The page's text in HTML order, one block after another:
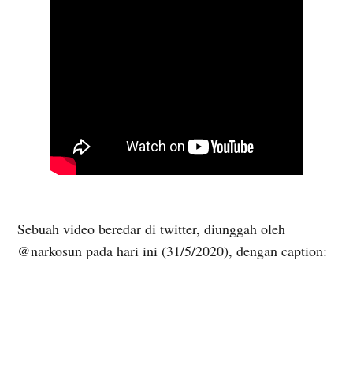
Sebuah video beredar di twitter, diunggah oleh
@narkosun pada hari ini (31/5/2020), dengan caption: